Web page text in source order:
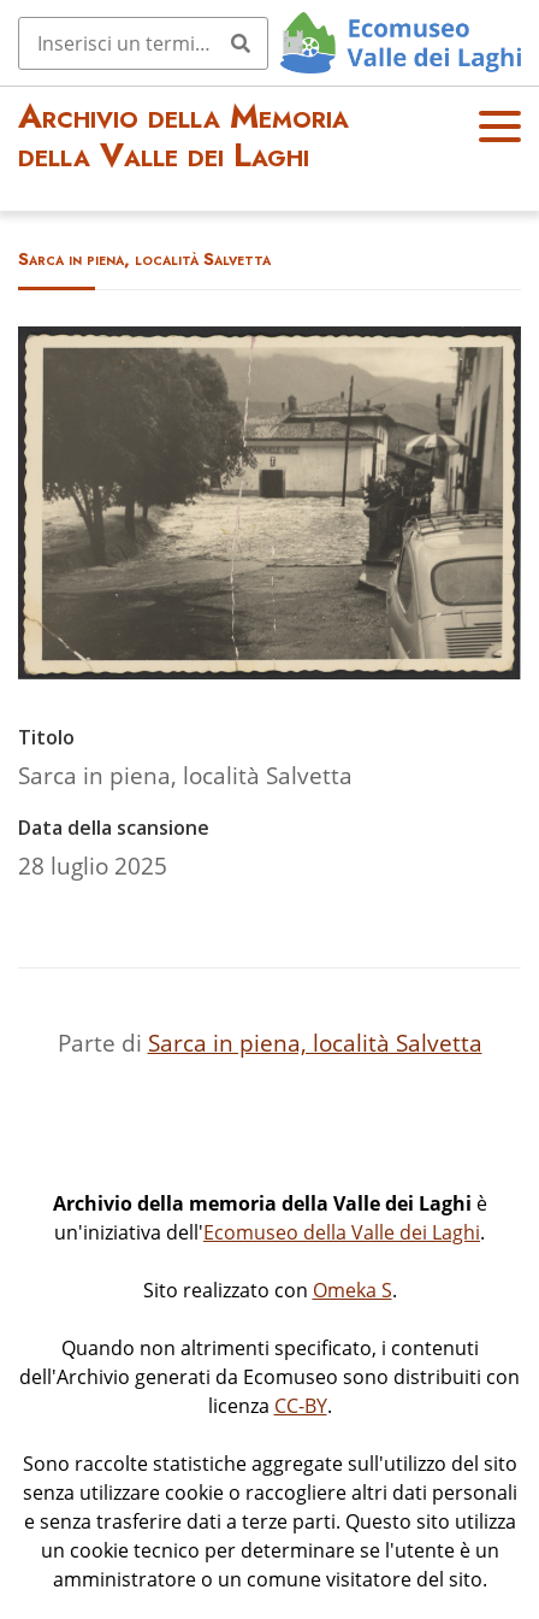
Archivio della Memoria
della Valle dei Laghi
OPE
Sarca in piena, località Salvetta
Titolo
Sarca in piena, località Salvetta
Data della scansione
28 luglio 2025
Parte di Sarca in piena, località Salvetta
Archivio della memoria della Valle dei Laghi è
un'iniziativa dell'Ecomuseo della Valle dei Laghi.
Sito realizzato con Omeka S.
Quando non altrimenti specificato, i contenuti
dell'Archivio generati da Ecomuseo sono distribuiti con
licenza CC-BY.
Sono raccolte statistiche aggregate sull'utilizzo del sito
senza utilizzare cookie o raccogliere altri dati personali
e senza trasferire dati a terze parti. Questo sito utilizza
un cookie tecnico per determinare se l'utente è un
amministratore o un comune visitatore del sito.